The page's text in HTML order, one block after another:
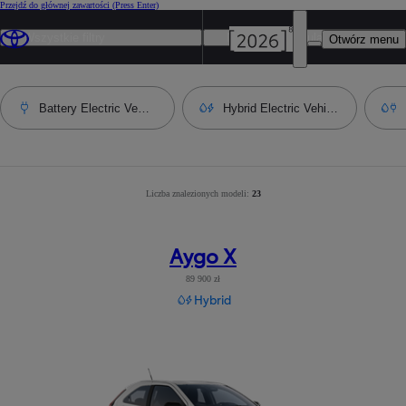
Przejdź do głównej zawartości (Press Enter)
Otwórz menu
Wszystkie filtry Najbardziej popularny
Battery Electric Vehicle Hybrid Electric Vehicle
Liczba wyników po zastosowaniu filtrów
Liczba znalezionych modeli: 23
Aygo X
89 900 zł
Hybrid